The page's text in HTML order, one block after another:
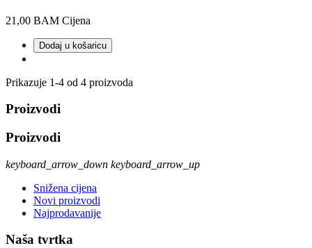
21,00 BAM Cijena
Dodaj u košaricu
Prikazuje 1-4 od 4 proizvoda
Proizvodi
Proizvodi
keyboard_arrow_down keyboard_arrow_up
Snižena cijena
Novi proizvodi
Najprodavanije
Naša tvrtka